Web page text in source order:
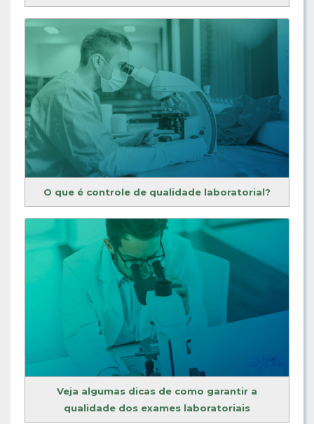
O que é controle de qualidade laboratorial?
Veja algumas dicas de como garantir a
qualidade dos exames laboratoriais